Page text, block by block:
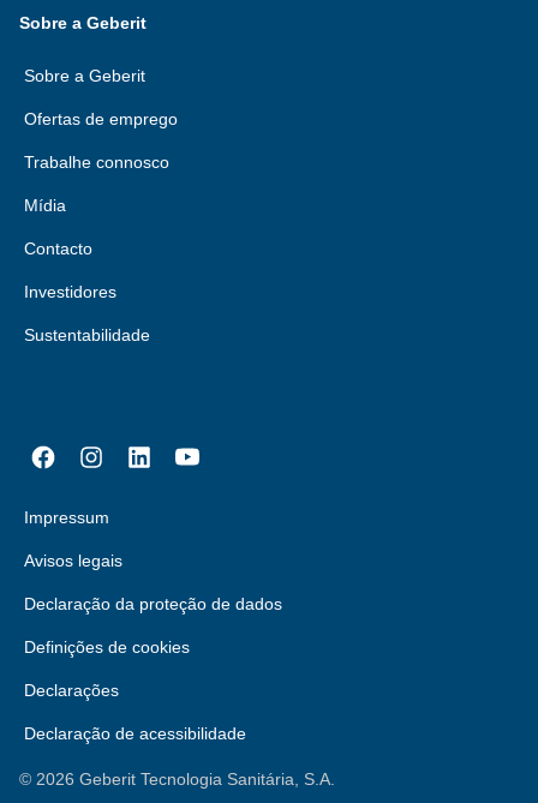
Sobre a Geberit
Sobre a Geberit
Ofertas de emprego
Trabalhe connosco
Mídia
Contacto
Investidores
Sustentabilidade
Impressum
Avisos legais
Declaração da proteção de dados
Definições de cookies
Declarações
Declaração de acessibilidade
© 2026 Geberit Tecnologia Sanitária, S.A.